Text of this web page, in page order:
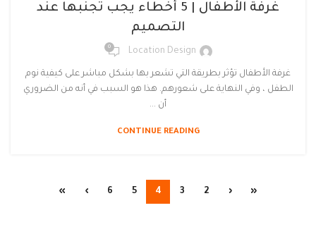
غرفة الأطفال | 5 أخطاء يجب تجنبها عند
التصميم
Location Design
0
غرفة الأطفال تؤثر بطريقة التي تشعر بها بشكل مباشر على كيفية نوم
الطفل ، وفي النهاية على شعورهم. هذا هو السبب في أنه من الضروري
أن ...
CONTINUE READING
«
‹
2
3
4
5
6
›
»